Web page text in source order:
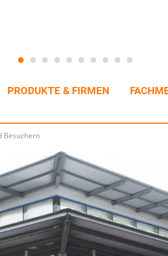
PRODUKTE & FIRMEN
Besuchern